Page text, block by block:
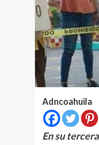
Adncoahuila
En su